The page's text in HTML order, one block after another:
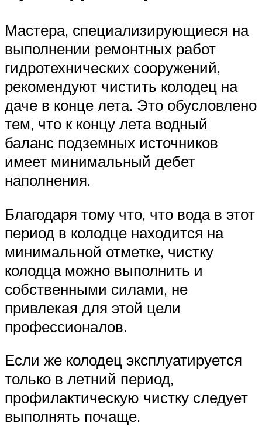
Мастера, специализирующиеся на
выполнении ремонтных работ
гидротехнических сооружений,
рекомендуют чистить колодец на
даче в конце лета. Это обусловлено
тем, что к концу лета водный
баланс подземных источников
имеет минимальный дебет
наполнения.
Благодаря тому что, что вода в этот
период в колодце находится на
минимальной отметке, чистку
колодца можно выполнить и
собственными силами, не
привлекая для этой цели
профессионалов.
Если же колодец эксплуатируется
только в летний период,
профилактическую чистку следует
выполнять почаще.